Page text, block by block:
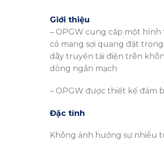
Giới thiệu
– OPGW cung cấp một
có mang sợi quang đặt
dây truyền tải điện trên
dòng ngắn mạch
– OPGW được thiết kế đảm
Đặc tính
Không ảnh hưởng sự nhiễu